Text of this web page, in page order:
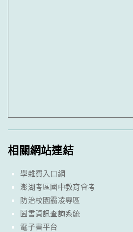
相關網站連結
學雜費入口網
澎湖考區國中教育會考
防治校園霸凌專區
圖書資訊查詢系統
電子書平台